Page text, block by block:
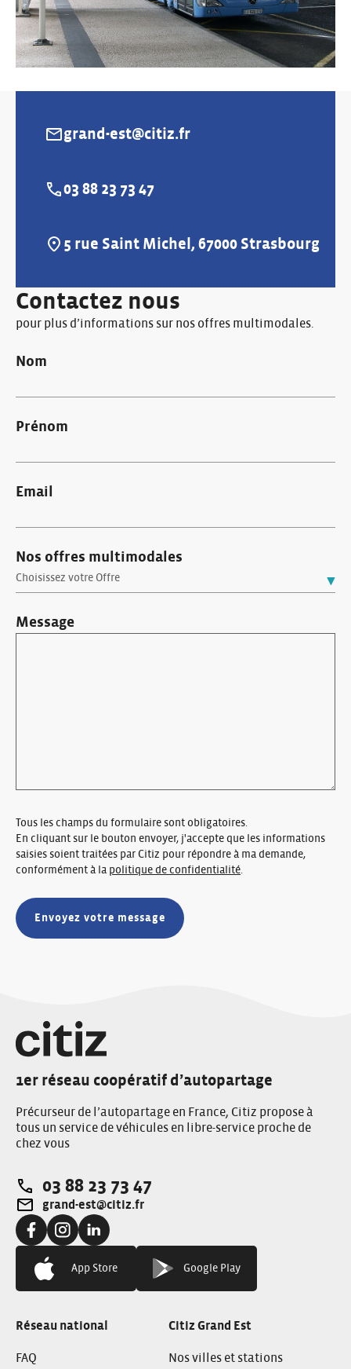
Contactez nous
pour plus d’informations sur nos offres multimodales.
Nom
Prénom
Email
Nos offres multimodales
Message
Tous les champs du formulaire sont obligatoires.
En cliquant sur le bouton envoyer, j'accepte que les informations
saisies soient traitées par Citiz pour répondre à ma demande,
conformément à la politique de confidentialité.
E-mail :grand-est@citiz.fr
Téléphone :
03 88 23 73 47
Adresse :
5 rue Saint Michel, 67000 Strasbourg
1er réseau coopératif d’autopartage
Précurseur de l’autopartage en France, Citiz propose à
tous un service de véhicules en libre-service proche de
chez vous
Téléphone:
03 88 23 73 47
Adresse e-mail:
grand-est@citiz.fr
Facebook:Instagram:Linkedin:
App Store Google Play
Réseau national
FAQ
Citiz Grand Est
Nos villes et stations